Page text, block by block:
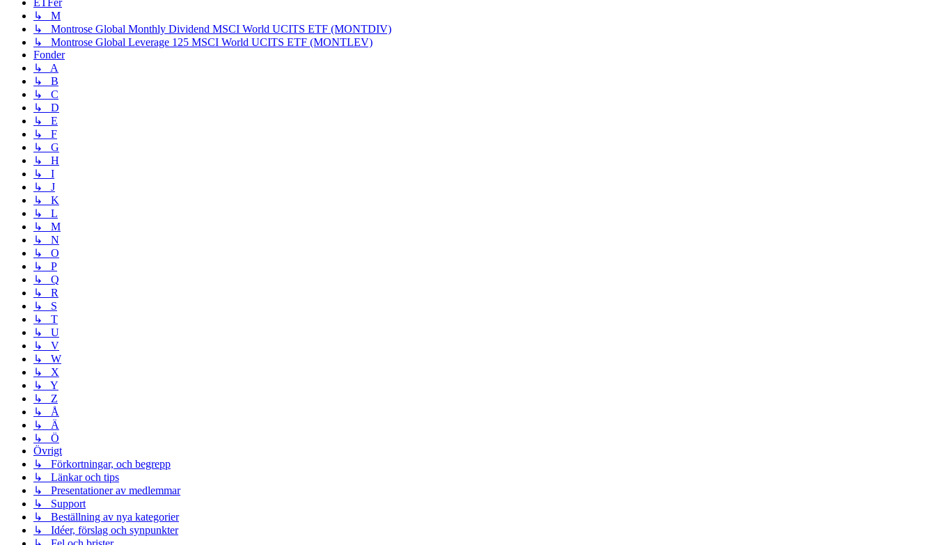
↳ M
↳ Montrose Global Monthly Dividend MSCI World UCITS ETF (MONTDIV)
↳ Montrose Global Leverage 125 MSCI World UCITS ETF (MONTLEV)
Fonder
↳ A
↳ B
↳ C
↳ D
↳ E
↳ F
↳ G
↳ H
↳ I
↳ J
↳ K
↳ L
↳ M
↳ N
↳ O
↳ P
↳ Q
↳ R
↳ S
↳ T
↳ U
↳ V
↳ W
↳ X
↳ Y
↳ Z
↳ Å
↳ Ä
↳ Ö
Övrigt
↳ Förkortningar, och begrepp
↳ Länkar och tips
↳ Presentationer av medlemmar
↳ Support
↳ Beställning av nya kategorier
↳ Idéer, förslag och synpunkter